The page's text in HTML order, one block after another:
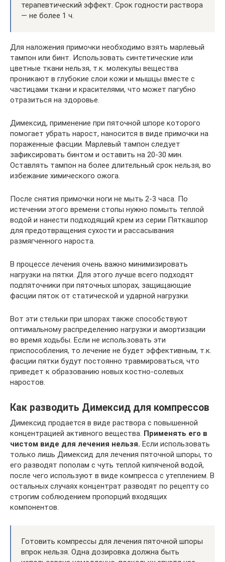
терапевтический эффект. Срок годности раствора
— не более 1 ч.
Для наложения примочки необходимо взять марлевый
тампон или бинт. Использовать синтетические или
цветные ткани нельзя, т.к. молекулы вещества
проникают в глубокие слои кожи и мышцы вместе с
частицами ткани и красителями, что может пагубно
отразиться на здоровье.
Димексид, применение при пяточной шпоре которого
помогает убрать нарост, наносится в виде примочки на
пораженные фасции. Марлевый тампон следует
зафиксировать бинтом и оставить на 20-30 мин.
Оставлять тампон на более длительный срок нельзя, во
избежание химического ожога.
После снятия примочки ноги не мыть 2-3 часа. По
истечении этого времени стопы нужно помыть теплой
водой и нанести подходящий крем из серии Пяткашпор
для предотвращения сухости и рассасывания
размягченного нароста.
В процессе лечения очень важно минимизировать
нагрузки на пятки. Для этого лучше всего подходят
подпяточники при пяточных шпорах, защищающие
фасции пяток от статической и ударной нагрузки.
Вот эти стельки при шпорах также способствуют
оптимальному распределению нагрузки и амортизации
во время ходьбы. Если не использовать эти
приспособления, то лечение не будет эффективным, т.к.
фасции пятки будут постоянно травмироваться, что
приведет к образованию новых костно-солевых
наростов.
Как разводить Димексид для компрессов
Димексид продается в виде раствора с повышенной
концентрацией активного вещества. Применять его в
чистом виде для лечения нельзя. Если использовать
только лишь Димексид для лечения пяточной шпоры, то
его разводят пополам с чуть теплой кипяченой водой,
после чего используют в виде компресса с утеплением. В
остальных случаях концентрат разводят по рецепту со
строгим соблюдением пропорций входящих
компонентов.
Готовить компрессы для лечения пяточной шпоры
впрок нельзя. Одна дозировка должна быть